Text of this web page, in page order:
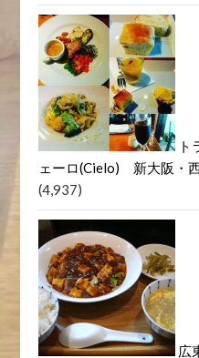
ト
ェーロ(Cielo) 新大阪・
(4,937)
広